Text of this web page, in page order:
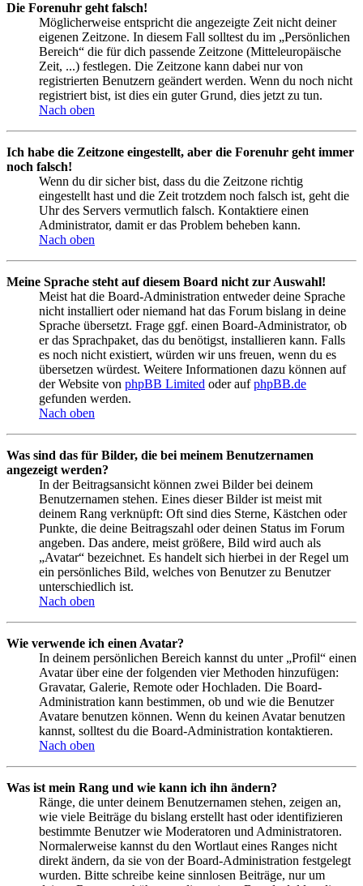
Die Forenuhr geht falsch!
Möglicherweise entspricht die angezeigte Zeit nicht deiner
eigenen Zeitzone. In diesem Fall solltest du im „Persönlichen
Bereich“ die für dich passende Zeitzone (Mitteleuropäische
Zeit, ...) festlegen. Die Zeitzone kann dabei nur von
registrierten Benutzern geändert werden. Wenn du noch nicht
registriert bist, ist dies ein guter Grund, dies jetzt zu tun.
Nach oben
Ich habe die Zeitzone eingestellt, aber die Forenuhr geht immer
noch falsch!
Wenn du dir sicher bist, dass du die Zeitzone richtig
eingestellt hast und die Zeit trotzdem noch falsch ist, geht die
Uhr des Servers vermutlich falsch. Kontaktiere einen
Administrator, damit er das Problem beheben kann.
Nach oben
Meine Sprache steht auf diesem Board nicht zur Auswahl!
Meist hat die Board-Administration entweder deine Sprache
nicht installiert oder niemand hat das Forum bislang in deine
Sprache übersetzt. Frage ggf. einen Board-Administrator, ob
er das Sprachpaket, das du benötigst, installieren kann. Falls
es noch nicht existiert, würden wir uns freuen, wenn du es
übersetzen würdest. Weitere Informationen dazu können auf
der Website von phpBB Limited oder aufphpBB.de
gefunden werden.
Nach oben
Was sind das für Bilder, die bei meinem Benutzernamen
angezeigt werden?
In der Beitragsansicht können zwei Bilder bei deinem
Benutzernamen stehen. Eines dieser Bilder ist meist mit
deinem Rang verknüpft: Oft sind dies Sterne, Kästchen oder
Punkte, die deine Beitragszahl oder deinen Status im Forum
angeben. Das andere, meist größere, Bild wird auch als
„Avatar“ bezeichnet. Es handelt sich hierbei in der Regel um
ein persönliches Bild, welches von Benutzer zu Benutzer
unterschiedlich ist.
Nach oben
Wie verwende ich einen Avatar?
In deinem persönlichen Bereich kannst du unter „Profil“ einen
Avatar über eine der folgenden vier Methoden hinzufügen:
Gravatar, Galerie, Remote oder Hochladen. Die Board-
Administration kann bestimmen, ob und wie die Benutzer
Avatare benutzen können. Wenn du keinen Avatar benutzen
kannst, solltest du die Board-Administration kontaktieren.
Nach oben
Was ist mein Rang und wie kann ich ihn ändern?
Ränge, die unter deinem Benutzernamen stehen, zeigen an,
wie viele Beiträge du bislang erstellt hast oder identifizieren
bestimmte Benutzer wie Moderatoren und Administratoren.
Normalerweise kannst du den Wortlaut eines Ranges nicht
direkt ändern, da sie von der Board-Administration festgelegt
wurden. Bitte schreibe keine sinnlosen Beiträge, nur um